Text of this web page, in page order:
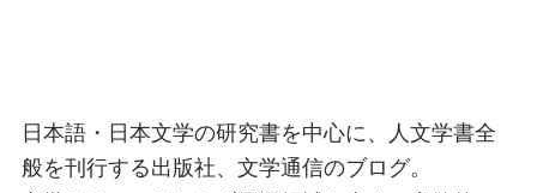
日本語・日本文学の研究書を中心に、人文学書全
般を刊行する出版社、文学通信のブログ。